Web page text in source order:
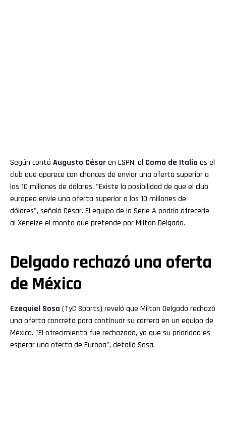
Según contó Augusto Césaren ESPN, el Como de Italia es el
club que aparece con chances de enviar una oferta superior a
los 10 millones de dólares. "Existe la posibilidad de que el club
europeo envíe una oferta superior a los 10 millones de
dólares", señaló César. El equipo de la Serie A podría ofrecerle
al Xeneize el monto que pretende por Milton Delgado.
Delgado rechazó una oferta
de México
Ezequiel Sosa (TyC Sports) reveló que Milton Delgado rechazó
una oferta concreta para continuar su carrera en un equipo de
México. "El ofrecimiento fue rechazado, ya que su prioridad es
esperar una oferta de Europa", detalló Sosa.